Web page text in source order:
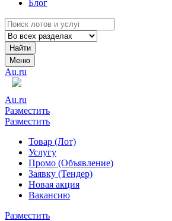
Блог
Найти
Меню
Au.ru
Au.ru
Разместить
Разместить
Товар (Лот)
Услугу
Промо (Объявление)
Заявку (Тендер)
Новая акция
Вакансию
Разместить